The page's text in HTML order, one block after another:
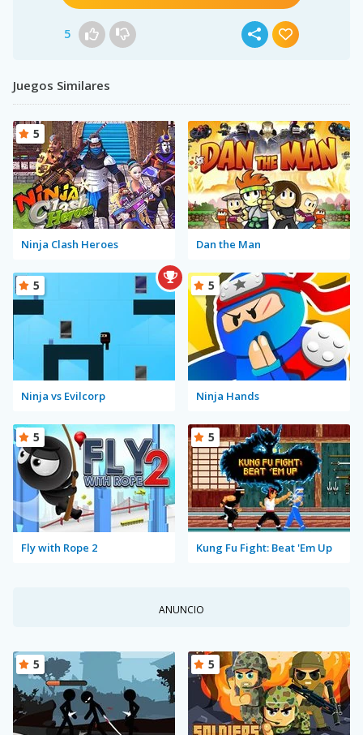
5
Juegos Similares
Ninja Clash Heroes
5
Dan the Man
Ninja vs Evilcorp
5
Ninja Hands
5
Fly with Rope 2
5
Kung Fu Fight: Beat 'Em Up
5
ANUNCIO
5 5